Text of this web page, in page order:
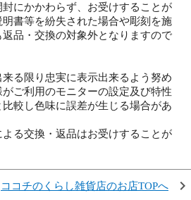
にかかわらず、お受けすることが
書等を紛失された場合や彫刻を施
品・交換の対象外となりますので
る限り忠実に表示出来るよう努め
ご利用のモニターの設定及び特性
較し色味に誤差が生じる場合があ
る交換・返品はお受けすることが
ココチのくらし雑貨店のお店TOPへ